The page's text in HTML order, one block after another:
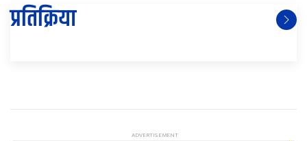
प्रतिक्रिया